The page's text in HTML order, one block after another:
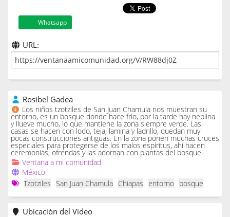
Whatsapp
URL:
Rosibel Gadea
Los niños tzotziles de San Juan Chamula nos muestran su
entorno, es un bosque donde hace frío, por la tarde hay neblina
y llueve mucho, lo que mantiene la zona siempre verde. Las
casas se hacen con lodo, teja, lamina y ladrillo, quedan muy
pocas construcciones antiguas. En la zona ponen muchas cruces
especiales para protegerse de los malos espíritus, ahí hacen
ceremonias, ofrendas y las adornan con plantas del bosque.
Ventana a mi comunidad
México
Tzotziles
San Juan Chamula Chiapas entorno bosque
Ubicación del Video